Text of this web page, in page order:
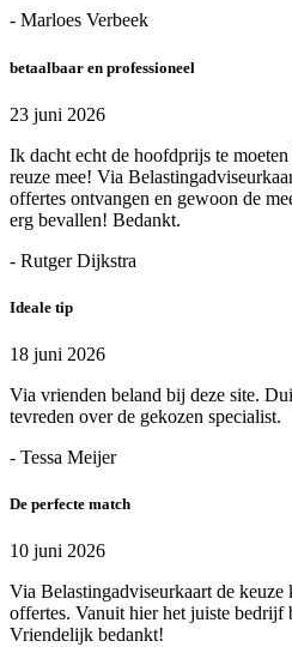
- Marloes Verbeek
betaalbaar en professioneel
23 juni 2026
Ik dacht echt de hoofdprijs te
reuze mee! Via
offertes ontvangen en gewoon de
erg bevallen! Bedankt.
- Rutger Dijkstra
Ideale tip
18 juni 2026
Via vrienden beland bij deze site.
tevreden over de gekozen specialist.
- Tessa Meijer
De perfecte match
10 juni 2026
Via Belastingadviseurkaart de keuze
offertes. Vanuit hier het juiste bedrijf
Vriendelijk bedankt!